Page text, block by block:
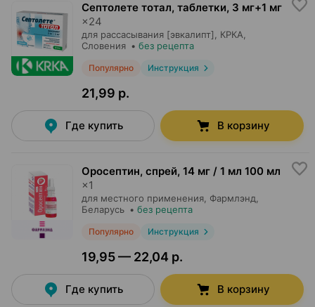
Септолете тотал, таблетки, 3 мг+1 мг
×24
для рассасывания [эвкалипт], КРКА
Словения • без рецепта
Популярно Инструкция
21,99 р.
Где купить В корзину
Оросептин, спрей, 14 мг / 1 мл 100 мл
×1
для местного применения, Фармлэнд
Беларусь • без рецепта
Популярно Инструкция
19,95 — 22,04 р.
Где купить В корзину